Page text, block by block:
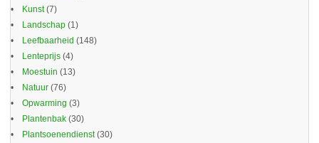
Kunst(7)
Landschap (1)
Leefbaarheid (148)
Lenteprijs (4)
Moestuin (13)
Natuur (76)
Opwarming (3)
Plantenbak (30)
Plantsoenendienst(30)